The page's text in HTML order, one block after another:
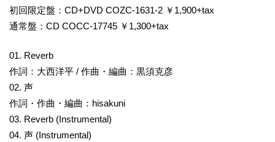
初回限定盤：CD+DVD COZC-1631-2 ￥1,900+tax
通常盤：CD COCC-17745 ￥1,300+tax
01. Reverb
作詞：大西洋平 / 作曲・編曲：黒須克彦
02. 声
作詞・作曲・編曲：hisakuni
03. Reverb (Instrumental)
04. 声 (Instrumental)